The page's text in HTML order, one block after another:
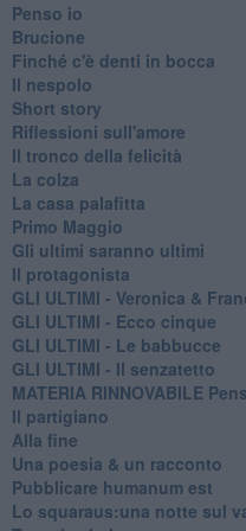
Penso io
Brucione
Finché c'è denti in bocca
Il nespolo
Short story
Riflessioni sull'amore
Il tronco della felicità
La colza
La casa palafitta
Primo Maggio
Gli ultimi saranno ultimi
Il protagonista
GLI ULTIMI - Veronica &
GLI ULTIMI - Ecco cinque
GLI ULTIMI - Le babbucce
GLI ULTIMI - Il senzatetto
MATERIA RINNOVABILE
Il partigiano
Alla fine
Una poesia & un racconto
Pubblicare humanum est
Lo squaraus:una notte sul